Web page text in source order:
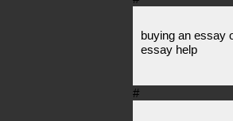
buying an essay
essay help
#